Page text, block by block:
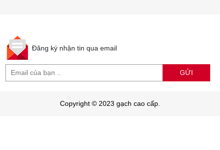
Đăng ký nhận tin qua email
GỬI
Copyright © 2023 gạch cao cấp.